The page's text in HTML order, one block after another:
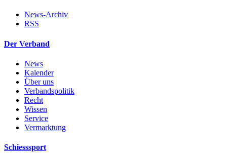
News-Archiv
RSS
Der Verband
News
Kalender
Über uns
Verbandspolitik
Recht
Wissen
Service
Vermarktung
Schiesssport